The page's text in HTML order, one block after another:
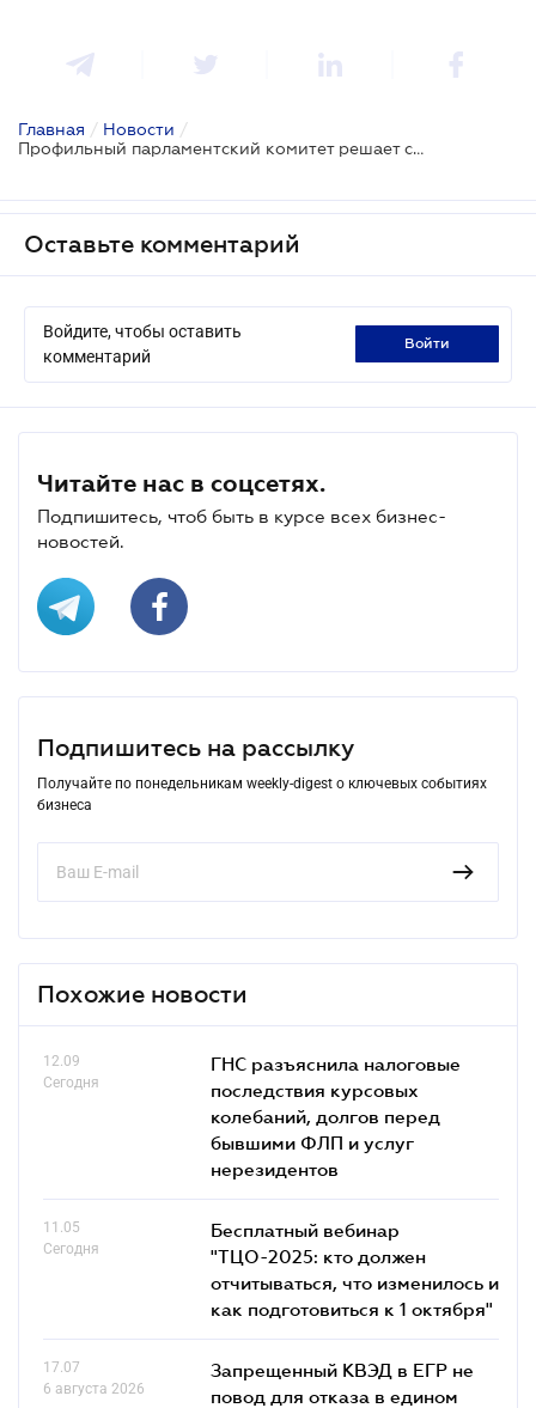
Главная / Новости /
Профильный парламентский комитет решает судьбу новых правок в Налоговый кодекс
Оставьте комментарий
Войдите, чтобы оставить
комментарий
войти
Читайте нас в соцсетях.
Подпишитесь, чтоб быть в курсе всех бизнес-
новостей.
Подпишитесь на рассылку
Получайте по понедельникам weekly-digest о ключевых событиях
бизнеса
Похожие новости
12.09
Сегодня
ГНС разъяснила налоговые
последствия курсовых
колебаний, долгов перед
бывшими ФЛП и услуг
нерезидентов
11.05
Сегодня
Бесплатный вебинар
"ТЦО-2025: кто должен
отчитываться, что изменилось и
как подготовиться к 1 октября"
17.07
6 августа 2026
Запрещенный КВЭД в ЕГР не
повод для отказа в едином